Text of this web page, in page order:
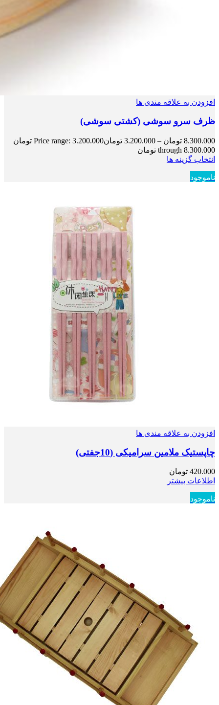
افزودن به علاقه مندی ها
ظرف سرو سوشی (کشتی سوشی)
8.300.000 تومان –
3.200.000 تومان
Price range: 3.200.000 تومان
through 8.300.000 تومان
انتخاب گزینه ها
ناموجود
افزودن به علاقه مندی ها
چاپستیک ملامین سرامیکی (10جفتی)
420.000 تومان
اطلاعات بیشتر
ناموجود